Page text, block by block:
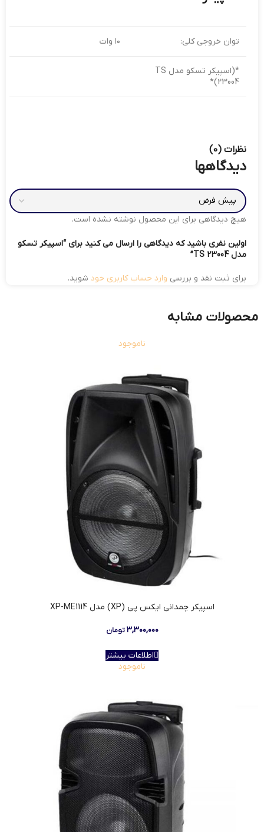
توان خروجی کلی: ۱۰ وات
*(اسپیکر تسکو مدل TS
23004)*
نظرات (0)
دیدگاهها
هیچ دیدگاهی برای این محصول نوشته نشده است.
اولین نفری باشید که دیدگاهی را ارسال می کنید برای “اسپیکر تسکو
مدل TS 23004”
برای ثبت نقد و بررسی وارد حساب کاربری خود شوید.
محصولات مشابه
ناموجود
اسپیکر چمدانی ایکس پی (XP) مدل XP-ME1114
۳,۳۰۰,۰۰۰ تومان
اطلاعات بیشتر
ناموجود